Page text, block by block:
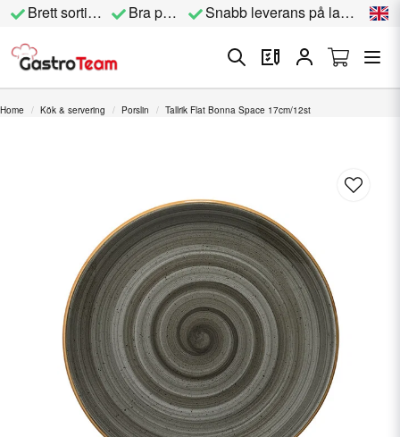
Brett sortiment Bra priser Snabb leverans på lagervara
Home Kök & servering Porslin Tallrik Flat Bonna Space 17cm/12st